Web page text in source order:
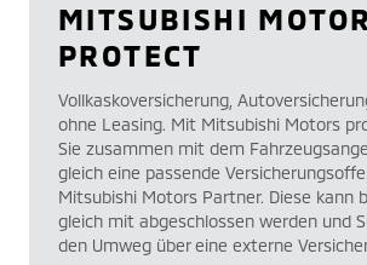
MITSUBISHI
PROTECT
Vollkaskoversicherung,
ohne Leasing. Mit Mitsubishi Motors
Sie zusammen mit dem
gleich eine passende
Mitsubishi Motors Partner. Diese kann
gleich mit abgeschlossen werden und
den Umweg über eine externe